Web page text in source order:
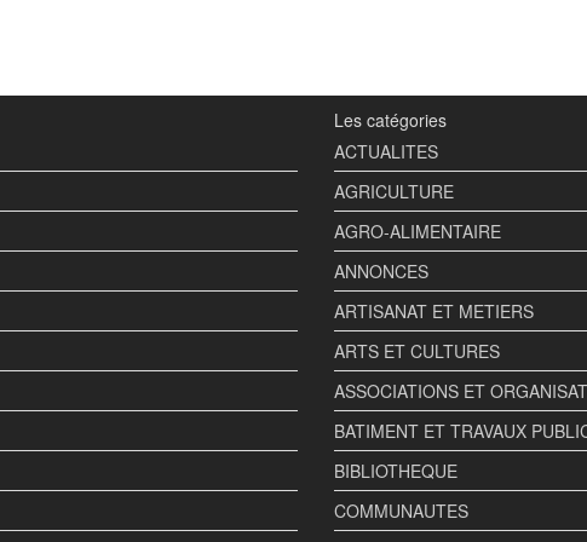
Les catégories
ACTUALITES
AGRICULTURE
AGRO-ALIMENTAIRE
ANNONCES
ARTISANAT ET METIERS
ARTS ET CULTURES
ASSOCIATIONS ET
BATIMENT ET TRAVAUX
BIBLIOTHEQUE
COMMUNAUTES